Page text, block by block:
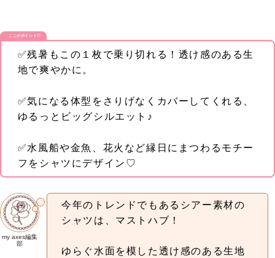
ここがポイント♡
✅残暑もこの１枚で乗り切れる！透け感のある生
地で爽やかに。
✅気になる体型をさりげなくカバーしてくれる、
ゆるっとビッグシルエット♪
✅水風船や金魚、花火など縁日にまつわるモチー
フをシャツにデザイン♡
my axes編集
部
今年のトレンドでもあるシアー素材の
シャツは、マストハブ！
ゆらぐ水面を模した透け感のある生地